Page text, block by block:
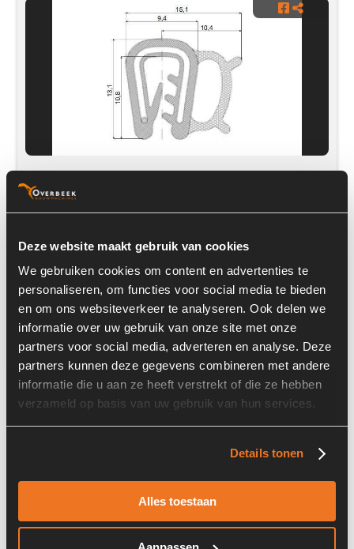
Deze website maakt gebruik van cookies
We gebruiken cookies om content en advertenties te
personaliseren, om functies voor social media te bieden
en om ons websiteverkeer te analyseren. Ook delen we
informatie over uw gebruik van onze site met onze
partners voor social media, adverteren en analyse. Deze
partners kunnen deze gegevens combineren met andere
informatie die u aan ze heeft verstrekt of die ze hebben
verzameld op basis van uw gebruik van hun services.
Details tonen
Alles toestaan
Voorraad nummer: A00145
Rubberprofiel Ballonprofiel-14,5x19,4 (S=1-4 mm)